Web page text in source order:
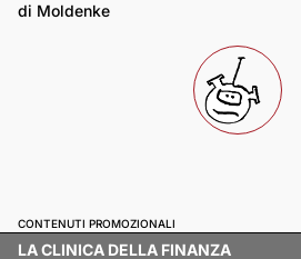
di Moldenke
CONTENUTI PROMOZIONALI
LA CLINICA DELLA FINANZA